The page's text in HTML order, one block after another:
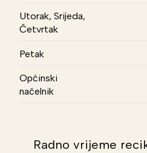
Utorak, Srijeda,
Četvrtak
Petak
Općinski
načelnik
Radno vrijeme